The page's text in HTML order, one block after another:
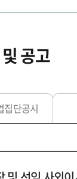
공고
집단공시